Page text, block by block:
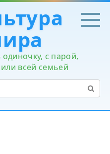
с парой,
всей семьей